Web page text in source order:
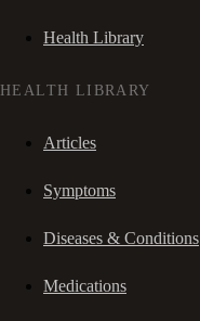
Health Library
HEALTH LIBRARY
Articles
Symptoms
Diseases & Conditions
Medications